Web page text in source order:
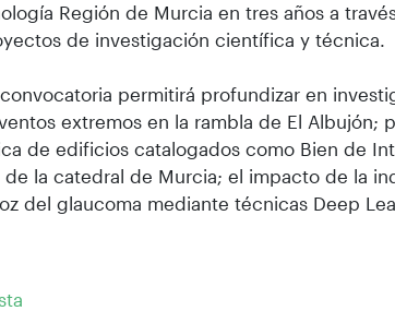
Región de Murcia en tres años a
de investigación científica y técnica.
convocatoria permitirá profundizar en
extremos en la rambla de El Albujón;
de edificios catalogados como Bien de
de la catedral de Murcia; el impacto de la
del glaucoma mediante técnicas Deep